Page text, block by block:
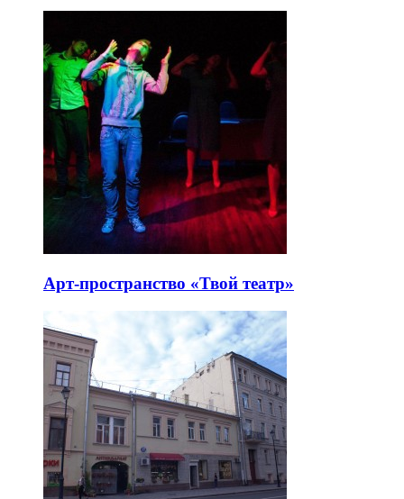
Арт-пространство «Твой театр»